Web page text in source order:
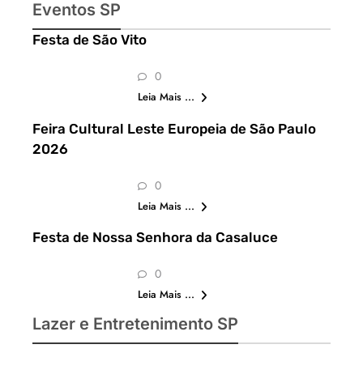
2026: festas
Copa do
imperdíveis
Eventos SP
Festa de São Vito
0
Leia Mais ...
Feira Cultural Leste Europeia de São Paulo
2026
0
Leia Mais ...
Festa de Nossa Senhora da Casaluce
0
Leia Mais ...
Lazer e Entretenimento SP